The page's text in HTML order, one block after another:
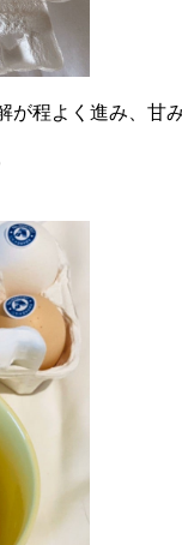
が程よく進み、甘